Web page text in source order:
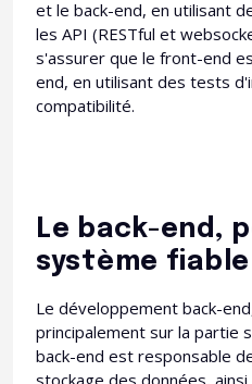
et le back-end, en utilisant
les API (RESTful et
s'assurer que le front-end
end, en utilisant des tests
compatibilité.
Le back-end,
système
Le développement back-
principalement sur la partie
back-end est responsable